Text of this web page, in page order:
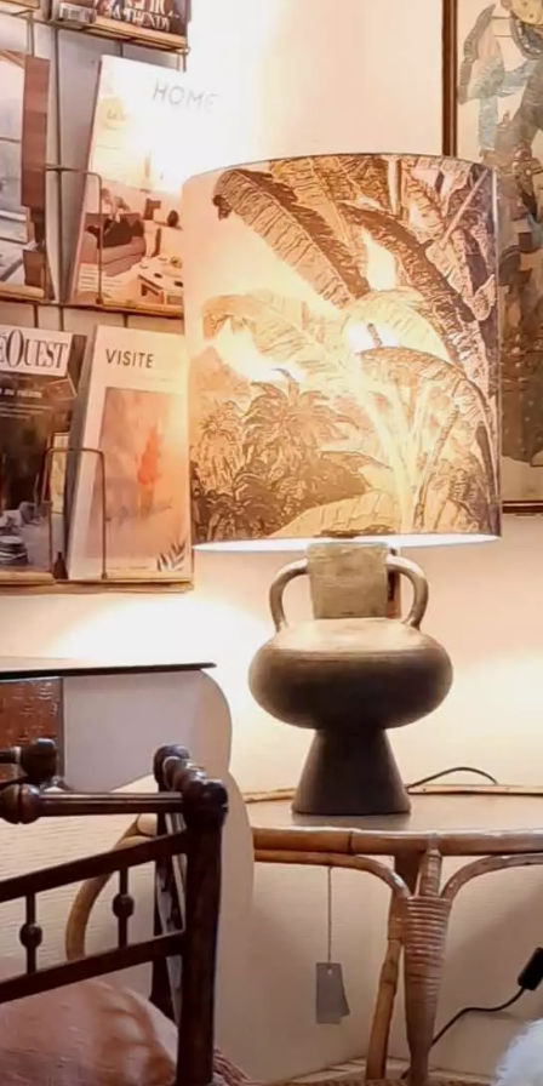
YouTube
Paramètres de
confidentialité
Afin de faciliter votre navigation et de vous
apporter le meilleur service possible, nous utilisons
des cookies pour améliorer le site aux besoins des
visiteurs, notamment selon la fréquentation.
Nos politique de confidentialité